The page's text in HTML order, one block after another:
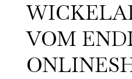
VOM